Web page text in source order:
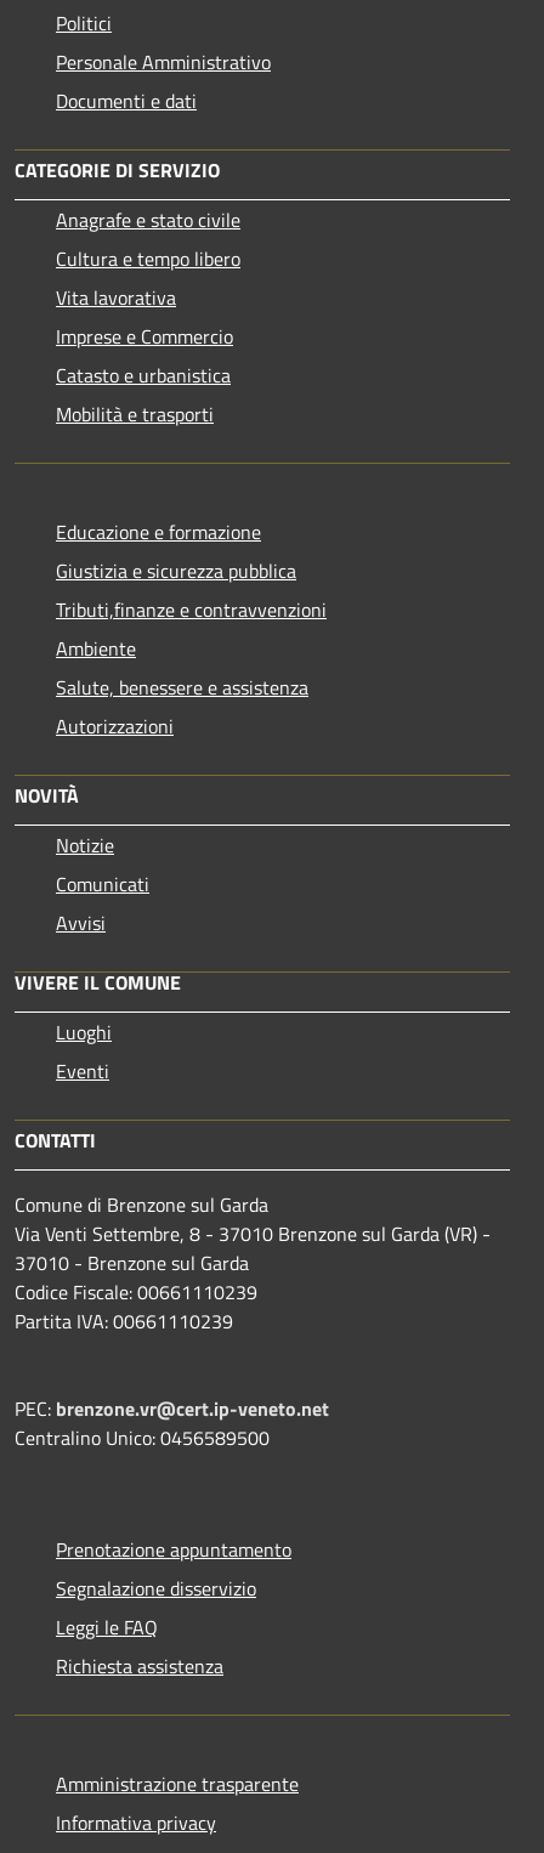
Politici
Personale Amministrativo
Documenti e dati
CATEGORIE DI SERVIZIO
Anagrafe e stato civile
Cultura e tempo libero
Vita lavorativa
Imprese e Commercio
Catasto e urbanistica
Mobilità e trasporti
Educazione e formazione
Giustizia e sicurezza pubblica
Tributi,finanze e contravvenzioni
Ambiente
Salute, benessere e assistenza
Autorizzazioni
NOVITÀ
Notizie
Comunicati
Avvisi
VIVERE IL COMUNE
Luoghi
Eventi
CONTATTI
Comune di Brenzone sul Garda
Via Venti Settembre, 8 - 37010 Brenzone sul Garda (VR) -
37010 - Brenzone sul Garda
Codice Fiscale: 00661110239
Partita IVA: 00661110239
PEC: brenzone.vr@cert.ip-veneto.net
Centralino Unico: 0456589500
Prenotazione appuntamento
Segnalazione disservizio
Leggi le FAQ
Richiesta assistenza
Amministrazione trasparente
Informativa privacy